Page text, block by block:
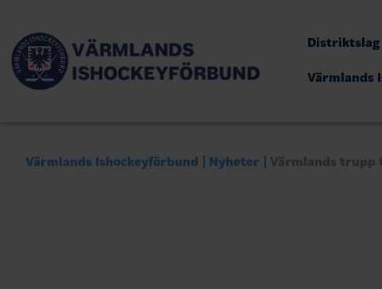
Distriktslag
Värmlands
Värmlands Ishockeyförbund Nyheter Värmlands trupp